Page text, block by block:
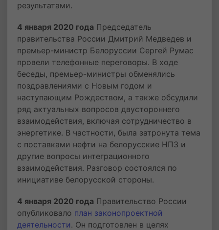
результатами.
4 января 2020 года Председатель
правительства России Дмитрий Медведев и
премьер-министр Белоруссии Сергей Румас
провели телефонные переговоры. В ходе
беседы, премьер-министры обменялись
поздравлениями с Новым годом и
наступающим Рождеством, а также обсудили
ряд актуальных вопросов двустороннего
взаимодействия, включая сотрудничество в
энергетике. В частности, была затронута тема
с поставками нефти на белорусские НПЗ и
другие вопросы интеграционного
взаимодействия. Разговор состоялся по
инициативе белорусской стороны.
4 января 2020 года Правительство России
опубликовало план законопроектной
деятельности. Он подготовлен в целях